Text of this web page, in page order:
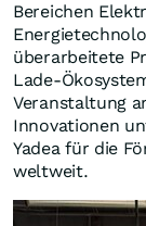
Bereichen
überarbeitete
Lade-
Veranstaltung
Innovationen
Yadea für die
weltweit.